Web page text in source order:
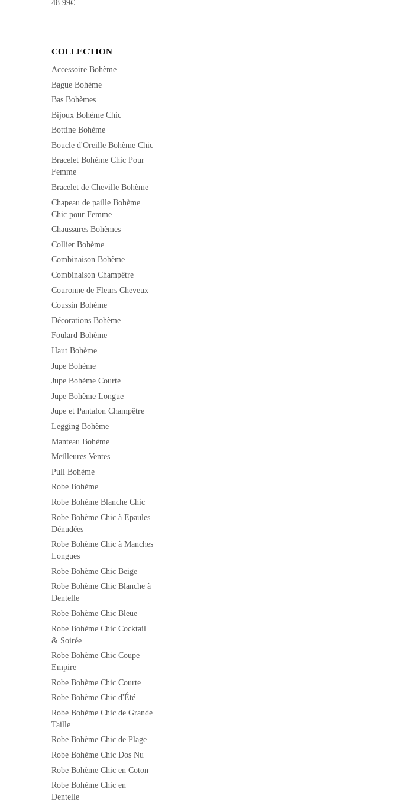
48.99€
COLLECTION
Accessoire Bohème
Bague Bohème
Bas Bohèmes
Bijoux Bohème Chic
Bottine Bohème
Boucle d'Oreille Bohème Chic
Bracelet Bohème Chic Pour
Femme
Bracelet de Cheville Bohème
Chapeau de paille Bohème
Chic pour Femme
Chaussures Bohèmes
Collier Bohème
Combinaison Bohème
Combinaison Champêtre
Couronne de Fleurs Cheveux
Coussin Bohème
Décorations Bohème
Foulard Bohème
Haut Bohème
Jupe Bohème
Jupe Bohème Courte
Jupe Bohème Longue
Jupe et Pantalon Champêtre
Legging Bohème
Manteau Bohème
Meilleures Ventes
Pull Bohème
Robe Bohème
Robe Bohème Blanche Chic
Robe Bohème Chic à Epaules
Dénudées
Robe Bohème Chic à Manches
Longues
Robe Bohème Chic Beige
Robe Bohème Chic Blanche à
Dentelle
Robe Bohème Chic Bleue
Robe Bohème Chic Cocktail
& Soirée
Robe Bohème Chic Coupe
Empire
Robe Bohème Chic Courte
Robe Bohème Chic d'Été
Robe Bohème Chic de Grande
Taille
Robe Bohème Chic de Plage
Robe Bohème Chic Dos Nu
Robe Bohème Chic en Coton
Robe Bohème Chic en
Dentelle